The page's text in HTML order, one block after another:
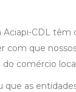
CDL
com que
comércio
que as